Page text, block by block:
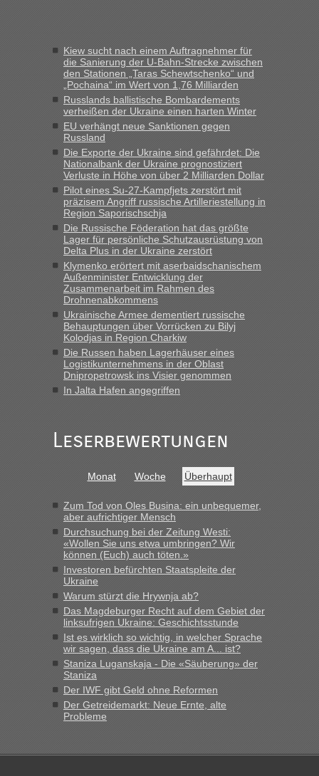
Milliarden aufgedeckt
„Kein Zoll. Du musst an sich nur sagen dass das privat ist
und du nicht damit handeln willst. So lange das nicht
Originalverpackt ist und ersichlich das nicht neu sollte es
keine Probleme geben“
Recht, Visa und Dokumente • Deklaration
gebrauchter Kleidung beim Zoll
„Hallo Leute, ich weiß nicht, ob ich hier richtig bin mit meiner
Anfrage. Ich möchte 4 Umzugskartons mit gebrauchter
Straßen Kleidung bei der Einreise in die Ukraine
mitnehmen. Es ist gebrauchte Kleidung...“
Berichte und Reisetipps • Re: An welchem
Grenzübergang zwischen Polen und der Ukraine geht es am
schnellsten?
„Wir sind mit unserem Wohnmobil, wie geplant am Montag
15.6. in Krakovets rüber. Sehr zeitig los gegen 5 Uhr in der
Früh. Mit sehr sehr wenig Verkehr, super bis zur Grenze. Nur
8 PKW vor der Schranke....“
Berichte und Reisetipps • Re: An welchem
Grenzübergang zwischen Polen und der Ukraine geht es am
schnellsten?
schnell da auch Passagiere mit EU-Pass dabei waren“
Berichte und Reisetipps • Re: An welchem
Grenzübergang zwischen Polen und der Ukraine geht es am
„Bin am Montag 15.6.26 um 8 Uhr in Urgyniw ausgereist,
das erste Mal an einem Montagmorgen ca. 15 Fahrzeuge
vor mir, bin sonst der Erste oder Zweite, egal, nach ca 20
Minuten wurde dann die nächste Welle...“
Berichte und Reisetipps • Re: An welchem
Grenzübergang zwischen Polen und der Ukraine geht es am
schnellsten?
„Derzeit, ist es überall sehr voll an den Grenzen Ukraine/
Polen. Zb. Krakovets 100 PKW ca. 10 h Wartezeit. Wollen
Montag rüber, versuchen es sehr früh.“
Kiew sucht nach einem Auftragnehmer für
die Sanierung der U-Bahn-Strecke zwischen
den Stationen „Taras Schewtschenko“ und
„Pochaina“ im Wert von 1,76 Milliarden
Russlands ballistische Bombardements
verheißen der Ukraine einen harten Winter
EU verhängt neue Sanktionen gegen
Russland
Die Exporte der Ukraine sind gefährdet: Die
Nationalbank der Ukraine prognostiziert
Verluste in Höhe von über 2 Milliarden Dollar
Pilot eines Su-27-Kampfjets zerstört mit
präzisem Angriff russische Artilleriestellung in
Region Saporischschja
Die Russische Föderation hat das größte
Lager für persönliche Schutzausrüstung von
Delta Plus in der Ukraine zerstört
Klymenko erörtert mit aserbaidschanischem
Außenminister Entwicklung der
Zusammenarbeit im Rahmen des
Drohnenabkommens
Ukrainische Armee dementiert russische
Behauptungen über Vorrücken zu Bilyj
Kolodjas in Region Charkiw
Die Russen haben Lagerhäuser eines
Logistikunternehmens in der Oblast
Dnipropetrowsk ins Visier genommen
In Jalta Hafen angegriffen
Leserbewertungen
Monat Woche Überhaupt
Zum Tod von Oles Busina: ein unbequemer,
aber aufrichtiger Mensch
Durchsuchung bei der Zeitung Westi:
«Wollen Sie uns etwa umbringen? Wir
können (Euch) auch töten.»
Investoren befürchten Staatspleite der
Ukraine
Warum stürzt die Hrywnja ab?
Das Magdeburger Recht auf dem Gebiet der
linksufrigen Ukraine: Geschichtsstunde
Ist es wirklich so wichtig, in welcher Sprache
wir sagen, dass die Ukraine am A... ist?
Staniza Luganskaja - Die «Säuberung» der
Staniza
Der IWF gibt Geld ohne Reformen
Der Getreidemarkt: Neue Ernte, alte
Probleme